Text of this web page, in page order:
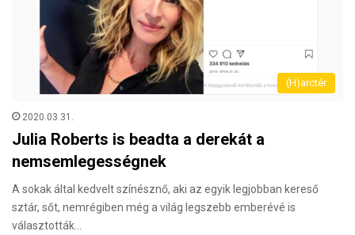
(H)arctér
2020.03.31.
Julia Roberts is beadta a derekát a
nemsemlegességnek
A sokak által kedvelt színésznő, aki az egyik legjobban kereső
sztár, sőt, nemrégiben még a világ legszebb emberévé is
választották…